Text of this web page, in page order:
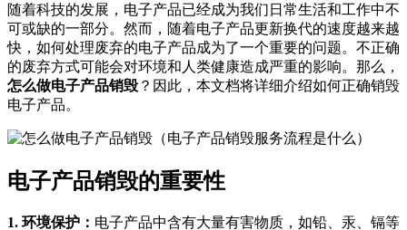
随着科技的发展，电子产品已经成为我们日常生活和工作中不
可或缺的一部分。然而，随着电子产品更新换代的速度越来越
快，如何处理废弃的电子产品成为了一个重要的问题。不正确
的废弃方式可能会对环境和人类健康造成严重的影响。那么，
怎么做电子产品销毁 ？因此，本文档将详细介绍如何正确销毁
电子产品。
电子产品销毁的重要性
1. 环境保护： 电子产品中含有大量有害物质，如铅、汞、镉等